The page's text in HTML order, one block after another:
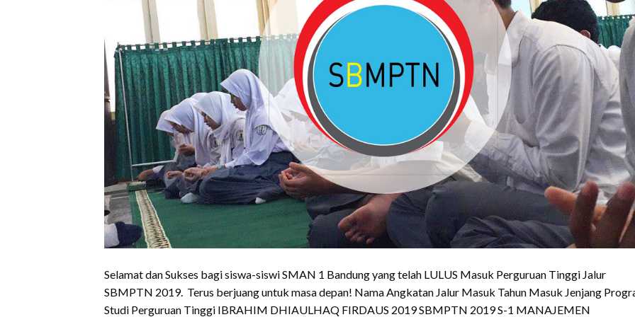
Selamat dan Sukses bagi siswa-siswi SMAN 1 Bandung yang telah LULUS Masuk Perguruan Tinggi Jalur
SBMPTN 2019. Terus berjuang untuk masa depan! Nama Angkatan Jalur Masuk Tahun Masuk Jenjang
Studi Perguruan Tinggi IBRAHIM DHIAULHAQ FIRDAUS 2019 SBMPTN 2019 S-1 MANAJEMEN